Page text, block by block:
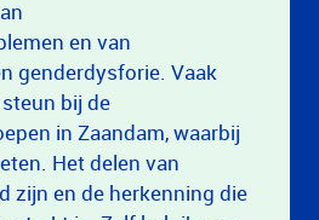
en van
genderdysforie. Vaak
bij de
in Zaandam, waarbij
Het delen van
zijn en de herkenning die